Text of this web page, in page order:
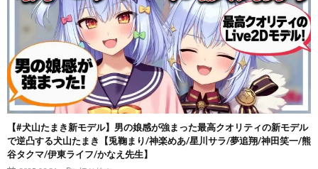
【#犬山たまき新モデル】男の娘感が強まった最高クオリティの新モデル
で逆凸する犬山たまき【兎鞠まり/神楽めあ/星川サラ/夢追翔/神田笑一/熊
谷タクマ/伊東ライフ/かなえ先生】